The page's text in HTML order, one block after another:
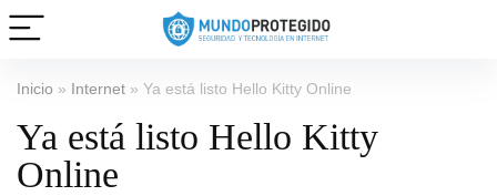
Inicio » Internet » Ya está listo Hello Kitty Online
Ya está listo Hello Kitty
Online